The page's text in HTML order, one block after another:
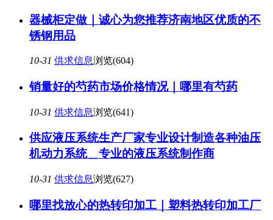
器械柜定做｜诚心为您推荐济南地区优质的不
锈钢用品
10-31 供求信息浏览(604)
销量好的芍药市场价格情况｜哪里有芍药
10-31 供求信息浏览(641)
供应液压系统生产厂家专业设计制造各种油压
机动力系统＿专业的液压系统制作商
10-31 供求信息浏览(627)
哪里找放心的热转印加工｜塑料热转印加工厂